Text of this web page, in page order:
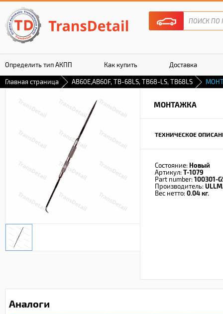
Определить тип АКПП Как купить Доставка
Гарантия
Главная страница AB60E,AB60F, TB-68LS, TB68-LS, TB68LS
МОНТАЖКА
ТЕХНИЧЕСКОЕ
Состояние: Новый
Артикул: T-1079
Part number: 100301-
Производитель:
Вес нетто: 0.04 кг.
Аналоги